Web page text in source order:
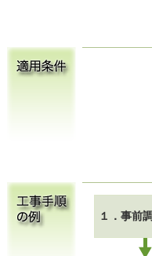
１．事前